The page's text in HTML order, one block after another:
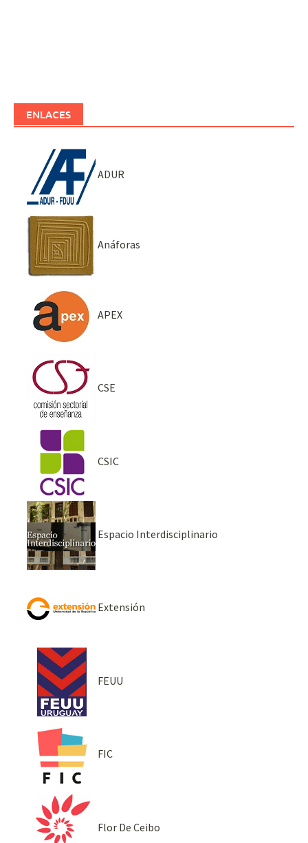
ENLACES
ADUR
Anáforas
APEX
CSE
CSIC
Espacio Interdisciplinario
Extensión
FEUU
FIC
Flor De Ceibo